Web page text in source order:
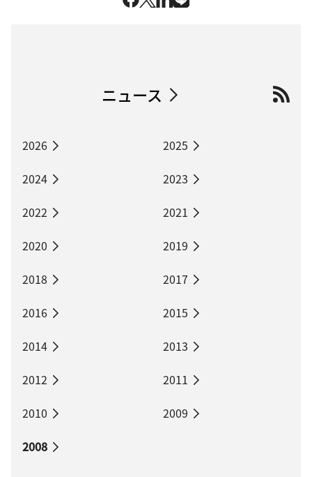
ニュース
2026
2025
2024
2023
2022
2021
2020
2019
2018
2017
2016
2015
2014
2013
2012
2011
2010
2009
2008